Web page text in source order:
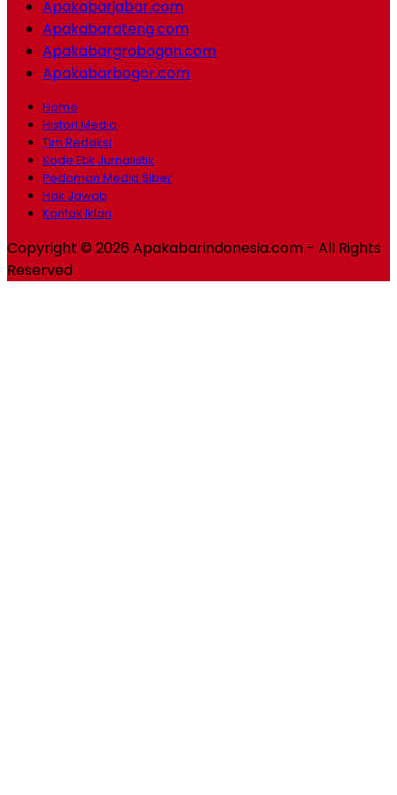
Apakabarjabar.com
Apakabarateng.com
Apakabargrobogan.com
Apakabarbogor.com
Home
Histori Media
Tim Redaksi
Kode Etik Jurnalistik
Pedoman Media Siber
Hak Jawab
Kontak Iklan
Copyright © 2026 Apakabarindonesia.com - All Rights
Reserved